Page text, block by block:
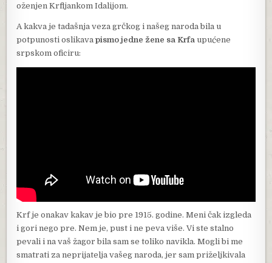
oženjen Krfljankom Idalijom.
A kakva je tadašnja veza grčkog i našeg naroda bila u
potpunosti oslikavapismo jedne žene sa Krfa upućene
srpskom oficiru:
Krf je onakav kakav je bio pre 1915. godine. Meni čak izgleda
i gori nego pre. Nem je, pust i ne peva više. Vi ste stalno
pevali i na vaš žagor bila sam se toliko navikla. Mogli bi me
smatrati za neprijatelja vašeg naroda, jer sam priželjkivala